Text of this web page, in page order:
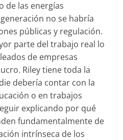
de las energías
no se habría
públicas y regulación.
parte del trabajo real lo
de empresas
Riley tiene toda la
debería contar con la
o en trabajos
explicando por qué
fundamentalmente de
intrínseca de los